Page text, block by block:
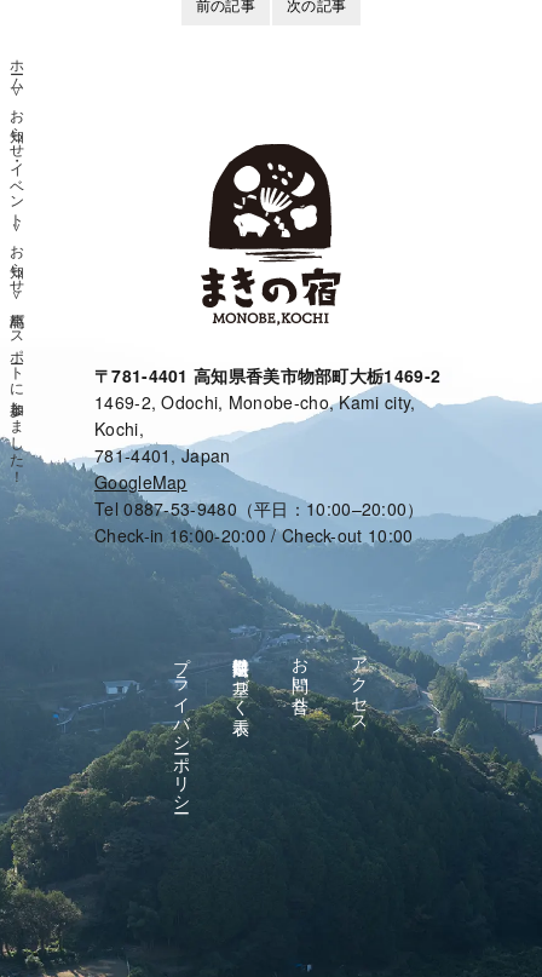
前の記事 次の記事
ホーム
お知らせ・イベント
お知らせ
龍馬パスポートに参加しました！
〒781-4401 高知県香美市物部町大栃1469-2
1469-2, Odochi, Monobe-cho, Kami city,
Kochi,
781-4401, Japan
GoogleMap
Tel 0887-53-9480（平日：10:00–20:00）
Check-in 16:00-20:00 / Check-out 10:00
アクセス
お問い合せ
特定商取引法に基づく表示
プライバシーポリシー